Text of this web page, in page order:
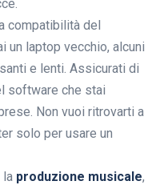
compatibilità del
un laptop vecchio, alcuni
e lenti. Assicurati di
software che stai
Non vuoi ritrovarti a
solo per usare un
la produzione musicale,